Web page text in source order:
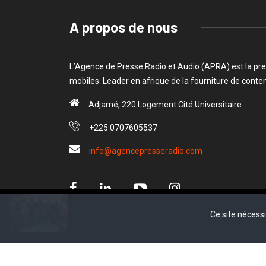
Ce site
A propos de nous
L’Agence de Presse Radio et Audio (APRA) est la
mobiles. Leader en afrique de la fourniture de
Adjamé, 220 Logement Cité Universitaire
+225 0707605537
info@agencepresseradio.com
Ce site